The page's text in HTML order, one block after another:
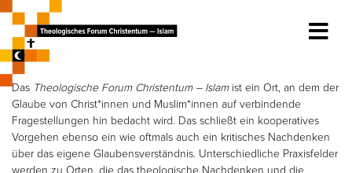
Das Theologische Forum Christentum – Islamist ein Ort, an dem der
Glaube von Christ*innen und Muslim*innen auf verbindende
Fragestellungen hin bedacht wird. Das schließt ein kooperatives
Vorgehen ebenso ein wie oftmals auch ein kritisches Nachdenken
über das eigene Glaubensverständnis. Unterschiedliche Praxisfelder
werden zu Orten, die das theologische Nachdenken und die